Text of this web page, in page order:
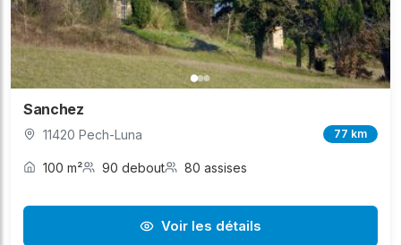
Sanchez
11420 Pech-Luna 77 km
100 m² 90 debout 80 assises
Voir les détails